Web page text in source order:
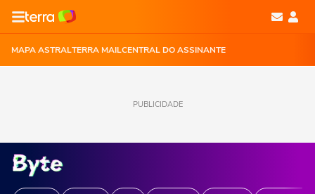
MAPA ASTRALTERRA MAILCENTRAL DO ASSINANTE
PUBLICIDADE